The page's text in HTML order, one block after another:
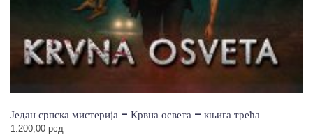
Један српска мистерија – Крвна освета – књига трећа
1.200,00 рсд